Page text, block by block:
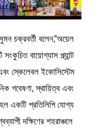
চক্রবর্তী বলেন,“অয়েল
বায়োগ্যাস প্ল্যান্ট
স্কেলেবল ইকোসিস্টেম
গবেষণা, স্থায়িত্ব এবং
একটি প্রতিলিপি যোগ্য
দক্ষিণের শহরাঞ্চলে